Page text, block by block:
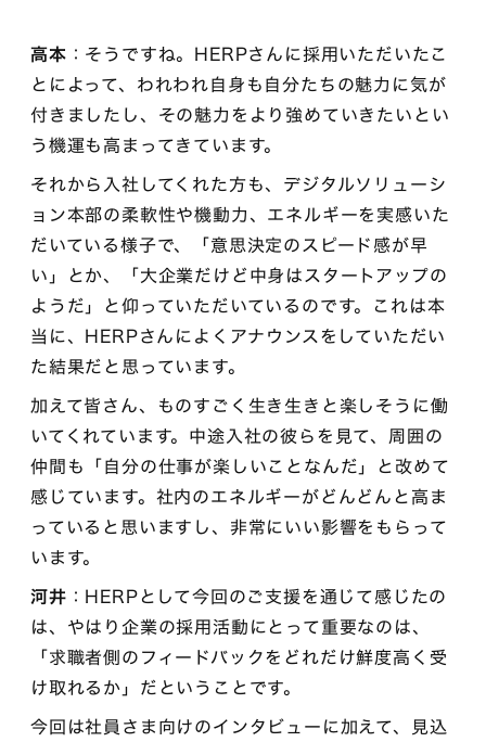
高本 ：そうですね。HERPさんに採用いただいたこ
とによって、われわれ自身も自分たちの魅力に気が
付きましたし、その魅力をより強めていきたいとい
う機運も高まってきています。
それから入社してくれた方も、デジタルソリューシ
ョン本部の柔軟性や機動力、エネルギーを実感いた
だいている様子で、「意思決定のスピード感が早
い」とか、「大企業だけど中身はスタートアップの
ようだ」と仰っていただいているのです。これは本
当に、HERPさんによくアナウンスをしていただい
た結果だと思っています。
加えて皆さん、ものすごく生き生きと楽しそうに働
いてくれています。中途入社の彼らを見て、周囲の
仲間も「自分の仕事が楽しいことなんだ」と改めて
感じています。社内のエネルギーがどんどんと高ま
っていると思いますし、非常にいい影響をもらって
います。
河井 ：HERPとして今回のご支援を通じて感じたの
は、やはり企業の採用活動にとって重要なのは、
「求職者側のフィードバックをどれだけ鮮度高く受
け取れるか」だということです。
今回は社員さま向けのインタビューに加えて、見込